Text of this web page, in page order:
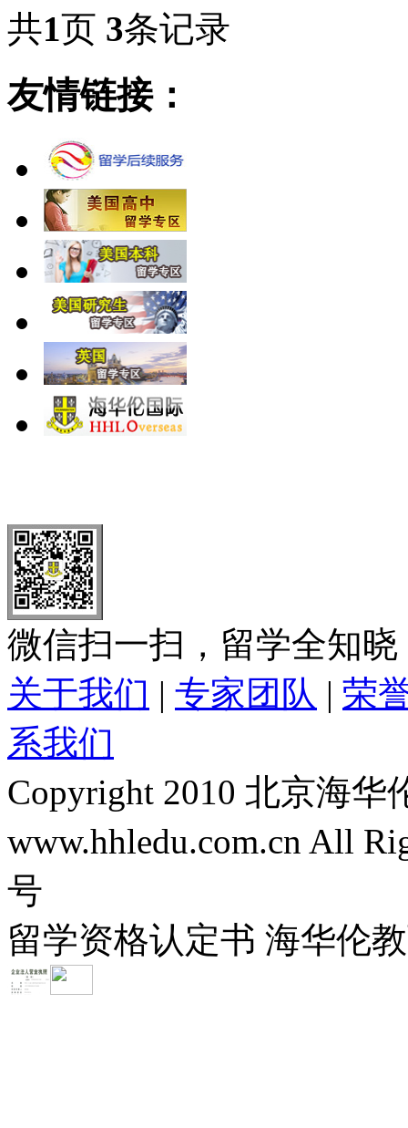
共1页 3条记录
友情链接：
微信扫一扫，留学全知晓
关于我们 | 专家团队 | 荣
系我们
Copyright 2010 北京海
www.hhledu.com.cn All
号
留学资格认定书 海华伦